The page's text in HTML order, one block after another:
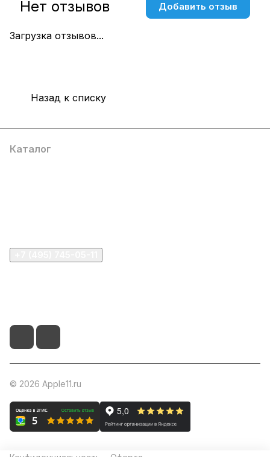
Загрузка отзывов...
Нет отзывов Добавить отзыв
Назад к списку
Каталог
© 2026 Apple11.ru